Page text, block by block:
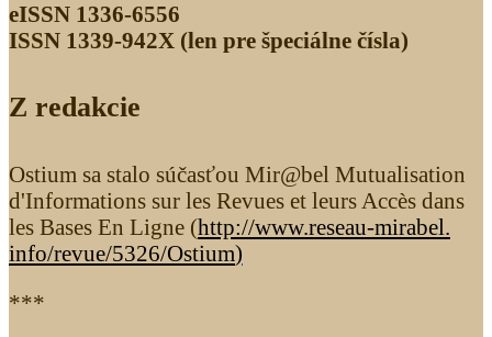
eISSN 1336-6556
ISSN 1339­-942X (len pre špeciálne čísla)
Z redakcie
Ostium sa stalo súčasťou Mir@bel Mutualisation
d'Informations sur les Revues et leurs Accès dans
les Bases En Ligne (http://www.reseau-mirabel.
info/revue/5326/Ostium)
***